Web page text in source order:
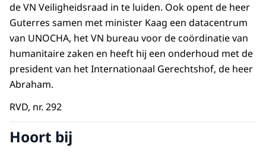
de VN Veiligheidsraad in te luiden. Ook opent de heer
Guterres samen met minister Kaag een datacentrum
van UNOCHA, het VN bureau voor de coördinatie van
humanitaire zaken en heeft hij een onderhoud met de
president van het Internationaal Gerechtshof, de heer
Abraham.
RVD, nr. 292
Hoort bij